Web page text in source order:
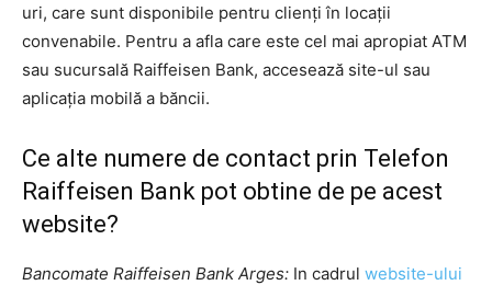
uri, care sunt disponibile pentru clienți în locații
convenabile. Pentru a afla care este cel mai apropiat ATM
sau sucursală Raiffeisen Bank, accesează site-ul sau
aplicația mobilă a băncii.
Ce alte numere de contact prin Telefon
Raiffeisen Bank pot obtine de pe acest
website?
Bancomate Raiffeisen Bank Arges: In cadrul website-ului